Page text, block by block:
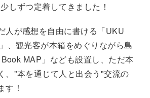
しずつ定着してきました！
人が感想を自由に書ける「UKU
、観光客が本箱をめぐりながら島
MAP 」なども設置し、ただ本
"本を通じて人と出会う "交流の
す！